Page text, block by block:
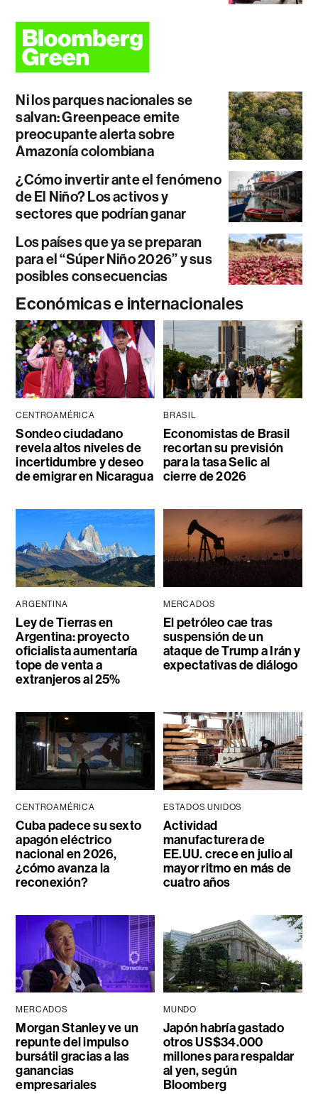
Ni los parques nacionales se
salvan: Greenpeace emite
preocupante alerta sobre
Amazonía colombiana
¿Cómo invertir ante el fenómeno
de El Niño? Los activos y
sectores que podrían ganar
Los países que ya se preparan
para el “Súper Niño 2026” y sus
posibles consecuencias
Económicas e internacionales
CENTROAMÉRICA
Sondeo ciudadano
revela altos niveles de
incertidumbre y deseo
de emigrar en Nicaragua
BRASIL
Economistas de Brasil
recortan su previsión
para la tasa Selic al
cierre de 2026
ARGENTINA
Ley de Tierras en
Argentina: proyecto
oficialista aumentaría
tope de venta a
extranjeros al 25%
MERCADOS
El petróleo cae tras
suspensión de un
ataque de Trump a Irán y
expectativas de diálogo
CENTROAMÉRICA
Cuba padece su sexto
apagón eléctrico
nacional en 2026,
¿cómo avanza la
reconexión?
ESTADOS UNIDOS
Actividad
manufacturera de
EE.UU. crece en julio al
mayor ritmo en más de
cuatro años
MERCADOS
Morgan Stanley ve un
repunte del impulso
bursátil gracias a las
ganancias
empresariales
MUNDO
Japón habría gastado
otros US$34.000
millones para respaldar
al yen, según
Bloomberg